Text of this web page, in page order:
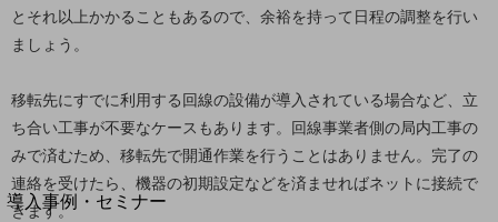
回線・ネットワーク
お手続き
別ウィンドウで開きます
サービスをご利用中のお客さま
導入事例・セミナー
とそれ以上かかることもあるので、余裕を持って日程の調整を行い
ましょう。
移転先にすでに利用する回線の設備が導入されている場合など、立
ち合い工事が不要なケースもあります。回線事業者側の局内工事の
みで済むため、移転先で開通作業を行うことはありません。完了の
連絡を受けたら、機器の初期設定などを済ませればネットに接続で
きます。